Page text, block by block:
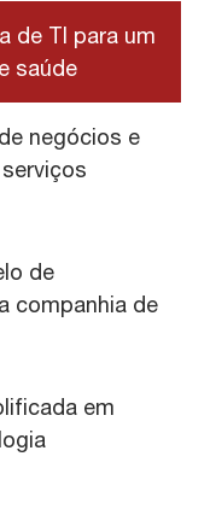
de TI para um
saúde
negócios e
de
companhia de
em